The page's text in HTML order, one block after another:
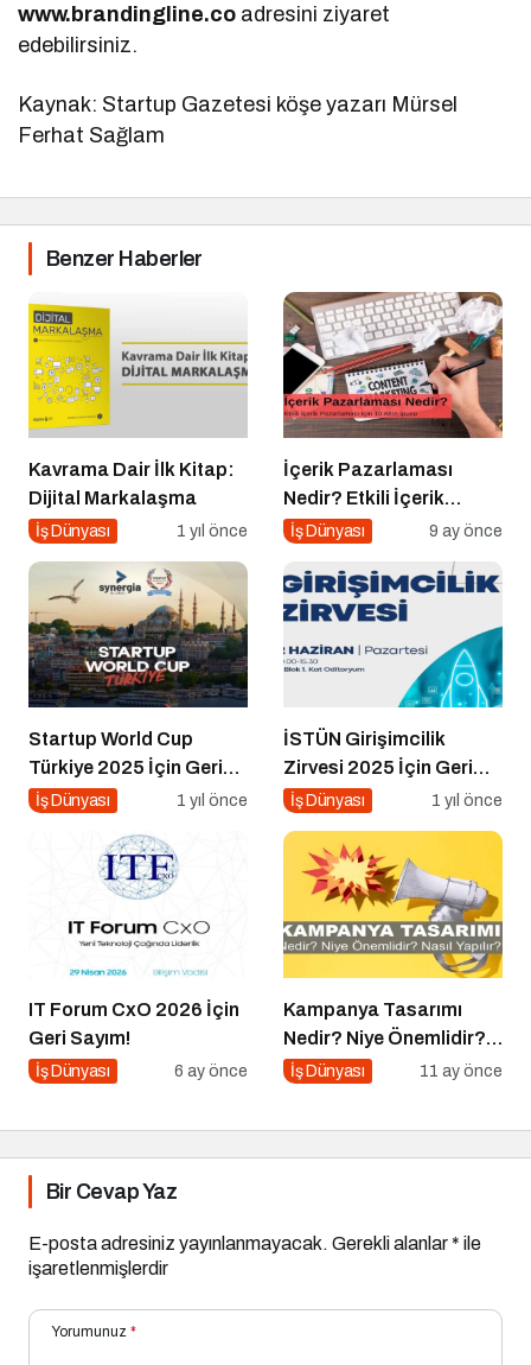
www.brandingline.co adresini ziyaret
edebilirsiniz.
Kaynak: Startup Gazetesi köşe yazarı Mürsel
Ferhat Sağlam
Benzer Haberler
Kavrama Dair İlk Kitap:
Dijital Markalaşma
İş Dünyası 1 yıl önce
İçerik Pazarlaması
Nedir? Etkili İçerik
Pazarlaması İçin 10
İş Dünyası 9 ay önce
Startup World Cup
Türkiye 2025 İçin Geri
Sayım!
İş Dünyası 1 yıl önce
İSTÜN Girişimcilik
Zirvesi 2025 İçin Geri
Sayım
İş Dünyası 1 yıl önce
IT Forum CxO 2026 İçin
Geri Sayım!
İş Dünyası 6 ay önce
Kampanya Tasarımı
Nedir? Niye Önemlidir?
Kampanya Tasarımı
İş Dünyası 11 ay önce
Bir Cevap Yaz
E-posta adresiniz yayınlanmayacak. Gerekli alanlar* ile
işaretlenmişlerdir
Yorumunuz *